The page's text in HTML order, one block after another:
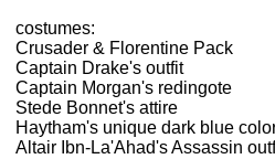
costumes:
Crusader & Florentine Pack
Captain Drake's outfit
Captain Morgan's redingote
Stede Bonnet's attire
Haytham's unique dark blue
Altair Ibn-La'Ahad's Assassin